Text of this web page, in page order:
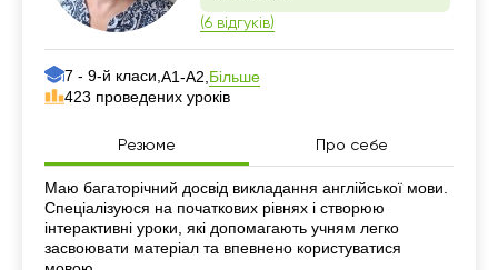
(6 відгуків)
7 - 9-й класи, А1-А2, Більше
423 проведених уроків
Резюме Про себе
Резюме
Маю багаторічний досвід викладання англійської мови.
Спеціалізуюся на початкових рівнях і створюю
інтерактивні уроки, які допомагають учням легко
засвоювати матеріал та впевнено користуватися